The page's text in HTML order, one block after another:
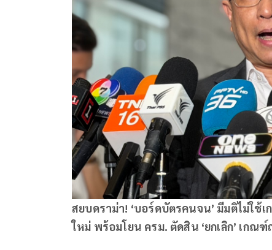
สยบดราม่า! ‘บอร์ดบัตรคนจน’ มีมติไม่ใ
ใหม่ พร้อมโยน ครม. ตัดสิน ‘ยกเลิก’ เกณฑ์